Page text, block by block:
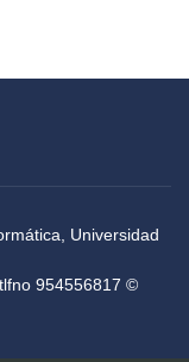
Universidad
954556817 ©